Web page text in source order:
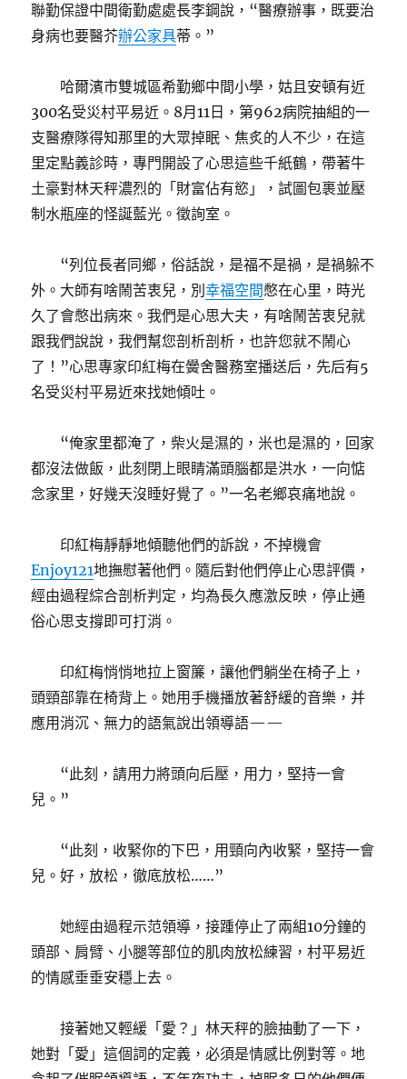
聯勤保證中間衛勤處處長李鋼說，“醫療辦事，既要治
身病也要醫芥辦公家具蒂。”
哈爾濱市雙城區希勤鄉中間小學，姑且安頓有近
300名受災村平易近。8月11日，第962病院抽組的一
支醫療隊得知那里的大眾掉眠、焦炙的人不少，在這
里定點義診時，專門開設了心思這些千紙鶴，帶著牛
土豪對林天秤濃烈的「財富佔有慾」，試圖包裹並壓
制水瓶座的怪誕藍光。徵詢室。
“列位長者同鄉，俗話說，是福不是禍，是禍躲不
外。大師有啥鬧苦衷兒，別幸福空間憋在心里，時光
久了會憋出病來。我們是心思大夫，有啥鬧苦衷兒就
跟我們說說，我們幫您剖析剖析，也許您就不鬧心
了！”心思專家印紅梅在黌舍醫務室播送后，先后有5
名受災村平易近來找她傾吐。
“俺家里都淹了，柴火是濕的，米也是濕的，回家
都沒法做飯，此刻閉上眼睛滿頭腦都是洪水，一向惦
念家里，好幾天沒睡好覺了。”一名老鄉哀痛地說。
印紅梅靜靜地傾聽他們的訴說，不掉機會
Enjoy121地撫慰著他們。隨后對他們停止心思評價，
經由過程綜合剖析判定，均為長久應激反映，停止通
俗心思支撐即可打消。
印紅梅悄悄地拉上窗簾，讓他們躺坐在椅子上，
頭頸部靠在椅背上。她用手機播放著舒緩的音樂，并
應用消沉、無力的語氣說出領導語——
“此刻，請用力將頭向后壓，用力，堅持一會
兒。”
“此刻，收緊你的下巴，用頸向內收緊，堅持一會
兒。好，放松，徹底放松……”
她經由過程示范領導，接踵停止了兩組10分鐘的
頭部、肩臂、小腿等部位的肌肉放松練習，村平易近
的情感垂垂安穩上去。
接著她又輕緩「愛？」林天秤的臉抽動了一下，
她對「愛」這個詞的定義，必須是情感比例對等。地